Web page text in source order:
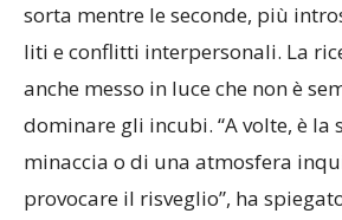
sorta mentre le seconde, più
liti e conflitti interpersonali. La
anche messo in luce che non è
dominare gli incubi. “A volte, è la
minaccia o di una atmosfera
provocare il risveglio”, ha